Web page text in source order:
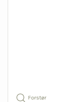
Forstør